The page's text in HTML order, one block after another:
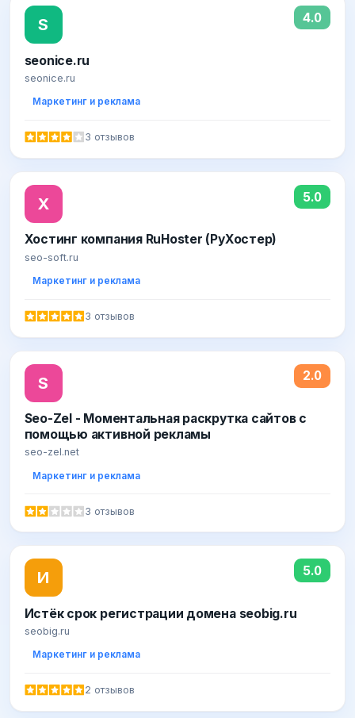
S 4.0
seonice.ru
seonice.ru
Маркетинг и реклама
3 отзывов
Х 5.0
Хостинг компания RuHoster (РуХостер)
seo-soft.ru
Маркетинг и реклама
3 отзывов
S 2.0
Seo-Zel - Моментальная раскрутка сайтов с
помощью активной рекламы
seo-zel.net
Маркетинг и реклама
3 отзывов
И 5.0
Истёк срок регистрации домена seobig.ru
seobig.ru
Маркетинг и реклама
2 отзывов